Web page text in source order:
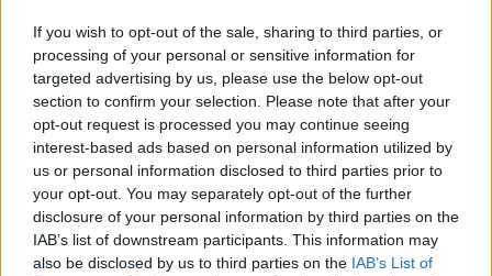
If you wish to opt-out of the sale, sharing to third parties, or
processing of your personal or sensitive information for
targeted advertising by us, please use the below opt-out
section to confirm your selection. Please note that after your
opt-out request is processed you may continue seeing
interest-based ads based on personal information utilized by
us or personal information disclosed to third parties prior to
your opt-out. You may separately opt-out of the further
disclosure of your personal information by third parties on the
IAB’s list of downstream participants. This information may
also be disclosed by us to third parties on the IAB’s List of
svalutazione delle proprie azioni e pensieri;
scarsa socievolezza; iperattività;
adultizzazione precoce; ansia nelle
separazioni o abitudini improprie o
stereotipata. Altri segnali sono se c’è crudeltà
o comportamento di sfida; ansia, scarsa
autostima; tristezza, inibizione.
Come chiedere aiuto.